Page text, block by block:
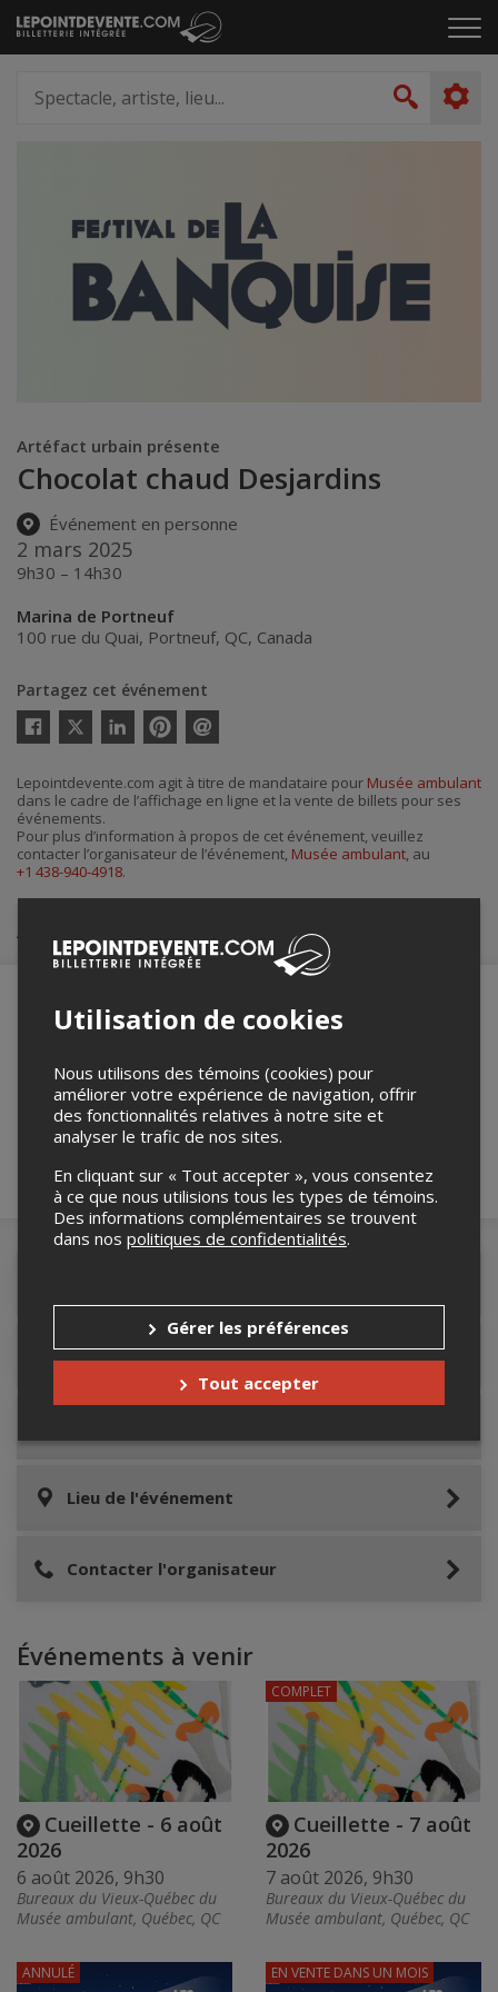
Passer
au
le
artiste,
lieu...
Artéfact urbain présente
Chocolat chaud Desjardins
Événement en personne
2 mars 2025
9h30 – 14h30
Marina de Portneuf
100 rue du Quai, Portneuf, QC, Canada
Partagez cet événement
Twitter
courriel
Lepointdevente.com agit à titre de mandataire pour Musée ambulant
dans le cadre de l’affichage en ligne et la vente de billets pour ses
événements.
Pour plus d’information à propos de cet événement, veuillez
contacter l’organisateur de l’événement, Musée ambulant, au
+1 438-940-4918.
Achat de billets
robot ci-bas.
Accès au site de l'événement
Lieu de l'événement
Contacter l'organisateur
Événements à venir
Cueillette - 6 août
2026
6 août 2026, 9h30
Bureaux du Vieux-Québec du
Musée ambulant, Québec, QC
Cueillette - 7 août
2026
7 août 2026, 9h30
Bureaux du Vieux-Québec du
Musée ambulant, Québec, QC
COMPLET
ANNULÉ EN VENTE DANS UN MOIS
Utilisation de cookies
Nous utilisons des témoins (cookies) pour
améliorer votre expérience de navigation, offrir
des fonctionnalités relatives à notre site et
analyser le trafic de nos sites.
En cliquant sur « Tout accepter », vous consentez
à ce que nous utilisions tous les types de témoins.
Des informations complémentaires se trouvent
dans nos politiques de confidentialités.
Gérer les préférences
Tout accepter